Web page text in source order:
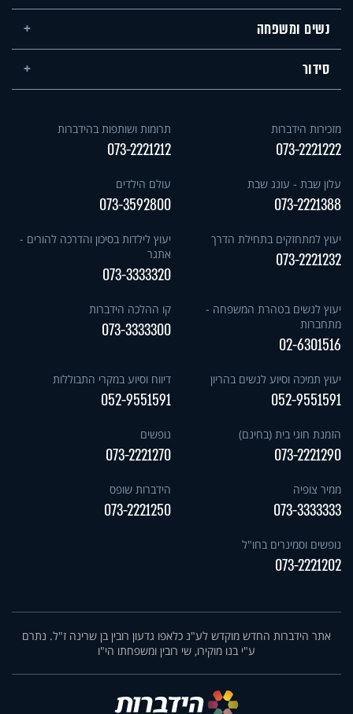
נשים ומשפחה
סידור
מזכירות הידברות
073-2221222
תרומות ושותפות בהידברות
073-2221212
עלון שבת - עונג שבת
073-2221388
עולם הילדים
073-3592800
יעוץ למתחזקים בתחילת הדרך
073-2221232
יעוץ לילדות בסיכון והדרכה להורים -
אתגר
073-3333320
יעוץ לנשים בטהרת המשפחה -
מתחברות
02-6301516
קו ההלכה הידברות
073-3333300
יעוץ תמיכה וסיוע לנשים בהריון
052-9551591
דיווח וסיוע במקרי התבוללות
052-9551591
הזמנת חוגי בית (בחינם)
073-2221290
נופשים
073-2221270
ממיר צופיה
073-3333333
הידברות שופס
073-2221250
נופשים וסמינרים בחו"ל
073-2221202
אתר הידברות החדש מוקדש לע"נ כלאפו גדעון רובין בן שרינה ז"ל. נתרם
ע"י בנו מוקירו, שי רובין ומשפחתו הי"ו